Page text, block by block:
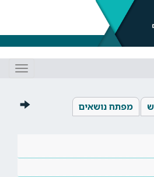
מפתח נושאים